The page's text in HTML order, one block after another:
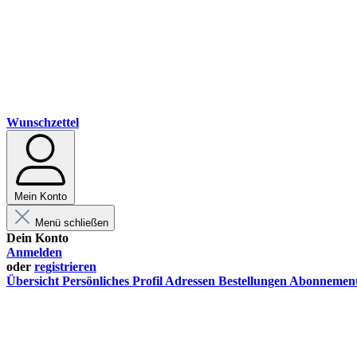
Wunschzettel
Mein Konto
Menü schließen
Dein Konto
Anmelden
oder registrieren
Übersicht Persönliches Profil Adressen Bestellungen